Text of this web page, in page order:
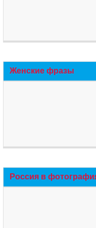
Женские фразы
Россия в